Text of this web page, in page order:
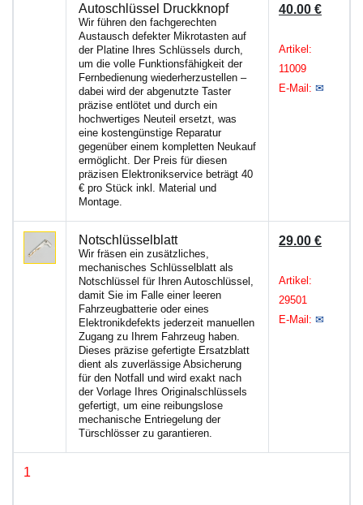
Autoschlüssel Druckknopf
Wir führen den fachgerechten
Austausch defekter Mikrotasten auf
der Platine Ihres Schlüssels durch,
um die volle Funktionsfähigkeit der
Fernbedienung wiederherzustellen –
dabei wird der abgenutzte Taster
präzise entlötet und durch ein
hochwertiges Neuteil ersetzt, was
eine kostengünstige Reparatur
gegenüber einem kompletten Neukauf
ermöglicht. Der Preis für diesen
präzisen Elektronikservice beträgt 40
€ pro Stück inkl. Material und
Montage.
40.00 €
Artikel:
11009
E-Mail: ✉
Notschlüsselblatt
Wir fräsen ein zusätzliches,
mechanisches Schlüsselblatt als
Notschlüssel für Ihren Autoschlüssel,
damit Sie im Falle einer leeren
Fahrzeugbatterie oder eines
Elektronikdefekts jederzeit manuellen
Zugang zu Ihrem Fahrzeug haben.
Dieses präzise gefertigte Ersatzblatt
dient als zuverlässige Absicherung
für den Notfall und wird exakt nach
der Vorlage Ihres Originalschlüssels
gefertigt, um eine reibungslose
mechanische Entriegelung der
Türschlösser zu garantieren.
29.00 €
Artikel:
29501
E-Mail: ✉
1